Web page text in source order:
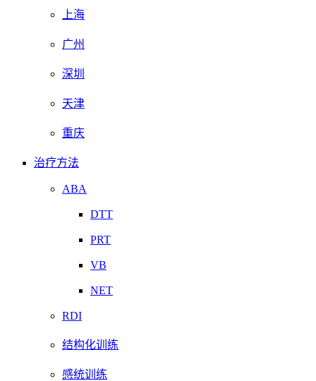
上海
广州
深圳
天津
重庆
治疗方法
ABA
DTT
PRT
VB
NET
RDI
结构化训练
感统训练